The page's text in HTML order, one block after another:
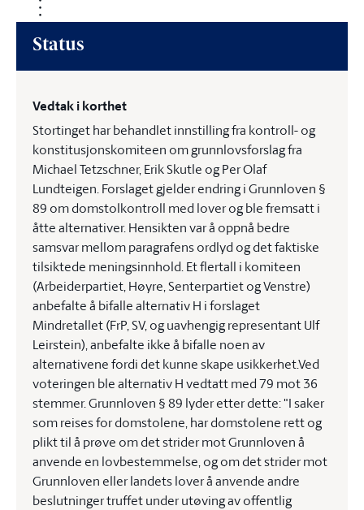
Status
Vedtak i korthet
Stortinget har behandlet innstilling fra kontroll- og
konstitusjonskomiteen om grunnlovsforslag fra
Michael Tetzschner, Erik Skutle og Per Olaf
Lundteigen. Forslaget gjelder endring i Grunnloven §
89 om domstolkontroll med lover og ble fremsatt i
åtte alternativer. Hensikten var å oppnå bedre
samsvar mellom paragrafens ordlyd og det faktiske
tilsiktede meningsinnhold. Et flertall i komiteen
(Arbeiderpartiet, Høyre, Senterpartiet og Venstre)
anbefalte å bifalle alternativ H i forslaget
Mindretallet (FrP, SV, og uavhengig representant Ulf
Leirstein), anbefalte ikke å bifalle noen av
alternativene fordi det kunne skape usikkerhet.Ved
voteringen ble alternativ H vedtatt med 79 mot 36
stemmer. Grunnloven § 89 lyder etter dette: "I saker
som reises for domstolene, har domstolene rett og
plikt til å prøve om det strider mot Grunnloven å
anvende en lovbestemmelse, og om det strider mot
Grunnloven eller landets lover å anvende andre
beslutninger truffet under utøving av offentlig